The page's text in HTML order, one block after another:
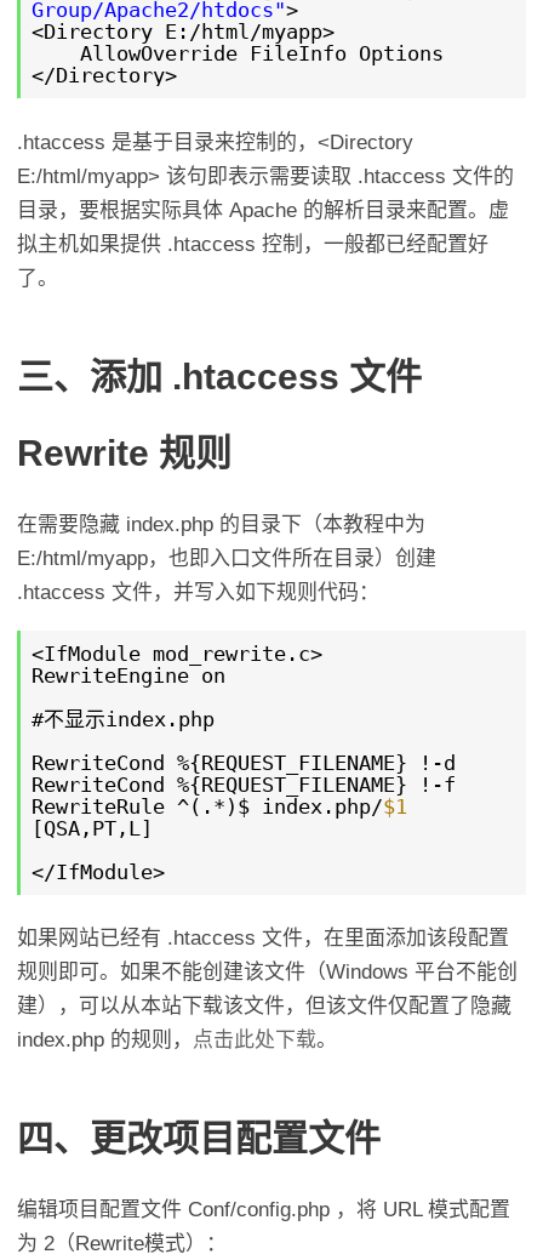
Group/Apache2/htdocs">
<Directory E:/html/myapp>
AllowOverride FileInfo Options
</Directory>
.htaccess 是基于目录来控制的，<Directory
E:/html/myapp> 该句即表示需要读取 .htaccess 文件的
目录，要根据实际具体 Apache 的解析目录来配置。虚
拟主机如果提供 .htaccess 控制，一般都已经配置好
了。
三、添加 .htaccess 文件
Rewrite 规则
在需要隐藏 index.php 的目录下（本教程中为
E:/html/myapp，也即入口文件所在目录）创建
.htaccess 文件，并写入如下规则代码：
<IfModule mod_rewrite.c>
RewriteEngine on
#不显示index.php
RewriteCond %{REQUEST_FILENAME} !-d
RewriteCond %{REQUEST_FILENAME} !-f
RewriteRule ^(.*)$ index.php/$1
[QSA,PT,L]
</IfModule>
如果网站已经有 .htaccess 文件，在里面添加该段配置
规则即可。如果不能创建该文件（Windows 平台不能创
建），可以从本站下载该文件，但该文件仅配置了隐藏
index.php 的规则， 点击此处下载。
四、更改项目配置文件
编辑项目配置文件 Conf/config.php ，将 URL 模式配置
为 2（Rewrite模式）：